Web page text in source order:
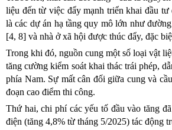
liệu đến từ việc đẩy mạnh triển khai đầu
là các dự án hạ tầng quy mô lớn như
[4, 8] và nhà ở xã hội được thúc đẩy, đặc
Trong khi đó, nguồn cung một số loại vật
tăng cường kiểm soát khai thác trái phép,
phía Nam. Sự mất cân đối giữa cung và
đoạn cao điểm thi công.
Thứ hai, chi phí các yếu tố đầu vào tăng
điện (tăng 4,8% từ tháng 5/2025) tác động